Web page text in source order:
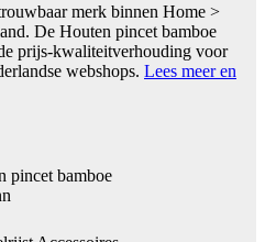
merk binnen Home >
De Houten pincet bamboe
prijs-kwaliteitverhouding voor
webshops. Lees meer en
pincet bamboe